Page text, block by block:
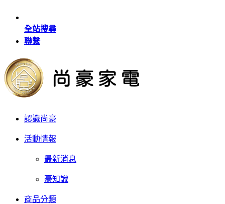
全站搜尋
聯繫
認識尚豪
活動情報
最新消息
豪知識
商品分類